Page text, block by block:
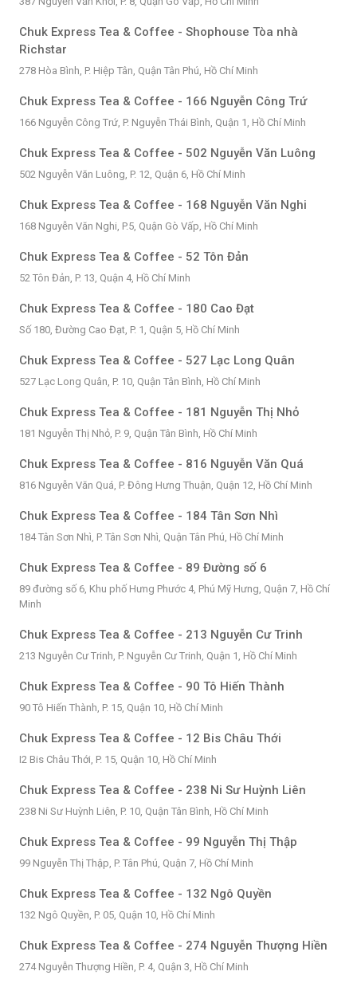
Chuk Express Tea & Coffee - Shophouse Tòa nhà
Richstar
278 Hòa Bình, P. Hiệp Tân, Quận Tân Phú, Hồ Chí Minh
Chuk Express Tea & Coffee - 166 Nguyễn Công Trứ
166 Nguyễn Công Trứ, P. Nguyễn Thái Bình, Quận 1, Hồ Chí Minh
Chuk Express Tea & Coffee - 502 Nguyễn Văn Luông
502 Nguyễn Văn Luông, P. 12, Quận 6, Hồ Chí Minh
Chuk Express Tea & Coffee - 168 Nguyễn Văn Nghi
168 Nguyễn Văn Nghi, P.5, Quận Gò Vấp, Hồ Chí Minh
Chuk Express Tea & Coffee - 52 Tôn Đản
52 Tôn Đản, P. 13, Quận 4, Hồ Chí Minh
Chuk Express Tea & Coffee - 180 Cao Đạt
Số 180, Đường Cao Đạt, P. 1, Quận 5, Hồ Chí Minh
Chuk Express Tea & Coffee - 527 Lạc Long Quân
527 Lạc Long Quân, P. 10, Quận Tân Bình, Hồ Chí Minh
Chuk Express Tea & Coffee - 181 Nguyễn Thị Nhỏ
181 Nguyễn Thị Nhỏ, P. 9, Quận Tân Bình, Hồ Chí Minh
Chuk Express Tea & Coffee - 816 Nguyễn Văn Quá
816 Nguyễn Văn Quá, P. Đông Hưng Thuận, Quận 12, Hồ Chí Minh
Chuk Express Tea & Coffee - 184 Tân Sơn Nhì
184 Tân Sơn Nhì, P. Tân Sơn Nhì, Quận Tân Phú, Hồ Chí Minh
Chuk Express Tea & Coffee - 89 Đường số 6
89 đường số 6, Khu phố Hưng Phước 4, Phú Mỹ Hưng, Quận 7, Hồ Chí
Minh
Chuk Express Tea & Coffee - 213 Nguyễn Cư Trinh
213 Nguyễn Cư Trinh, P. Nguyễn Cư Trinh, Quận 1, Hồ Chí Minh
Chuk Express Tea & Coffee - 90 Tô Hiến Thành
90 Tô Hiến Thành, P. 15, Quận 10, Hồ Chí Minh
Chuk Express Tea & Coffee - 12 Bis Châu Thới
I2 Bis Châu Thới, P. 15, Quận 10, Hồ Chí Minh
Chuk Express Tea & Coffee - 238 Ni Sư Huỳnh Liên
238 Ni Sư Huỳnh Liên, P. 10, Quận Tân Bình, Hồ Chí Minh
Chuk Express Tea & Coffee - 99 Nguyễn Thị Thập
99 Nguyễn Thị Thập, P. Tân Phú, Quận 7, Hồ Chí Minh
Chuk Express Tea & Coffee - 132 Ngô Quyền
132 Ngô Quyền, P. 05, Quận 10, Hồ Chí Minh
Chuk Express Tea & Coffee - 274 Nguyễn Thượng Hiền
274 Nguyễn Thượng Hiền, P. 4, Quận 3, Hồ Chí Minh